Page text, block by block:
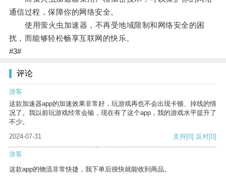
通信过程，保障你的网络安全。
使用萤火虫加速器，不再受地域限制和网络安全的困
扰，而能够轻松畅享互联网的快乐。
#3#
评论
游客
这款加速器app的加速效果非常好，玩游戏再也不会出现卡顿、掉线的情
况了。我以前玩游戏经常会输，现在有了这个app，我的游戏水平提升了
不少。
2024-07-31
支持[0] 反对[0]
游客
这款app的物流非常快捷，我下单后很快就能收到商品。